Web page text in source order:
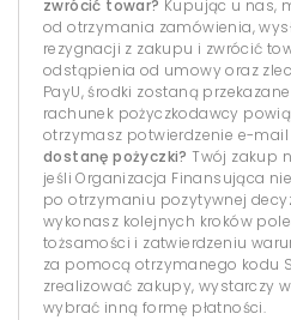
zwrócić towar? Kupując u nas,
od otrzymania zamówienia,
rezygnacji z zakupu i zwrócić
odstąpienia od umowy oraz
PayU, środki zostaną
rachunek pożyczkodawcy
otrzymasz potwierdzenie e-mail
dostanę pożyczki? Twój zakup
jeśli Organizacja Finansująca
po otrzymaniu pozytywnej
wykonasz kolejnych kroków
tożsamości i zatwierdzeniu
za pomocą otrzymanego kodu
zrealizować zakupy, wystarczy
wybrać inną formę płatności.